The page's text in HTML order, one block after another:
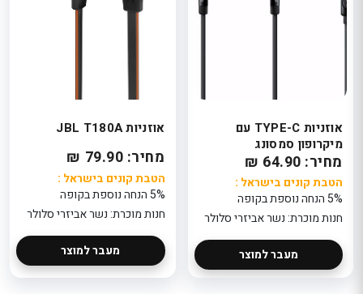
אוזניות TYPE-C עם
מיקרופון סמסונג
מחיר: 64.90 ₪
הטבת קונים בישראל :
5% הנחה נוספת בקופה
חנות מוכרת: נשר אביזרי סלולר
מעבר למוצר
אוזניות JBL T180A
מחיר: 79.90 ₪
הטבת קונים בישראל :
5% הנחה נוספת בקופה
חנות מוכרת: נשר אביזרי סלולר
מעבר למוצר